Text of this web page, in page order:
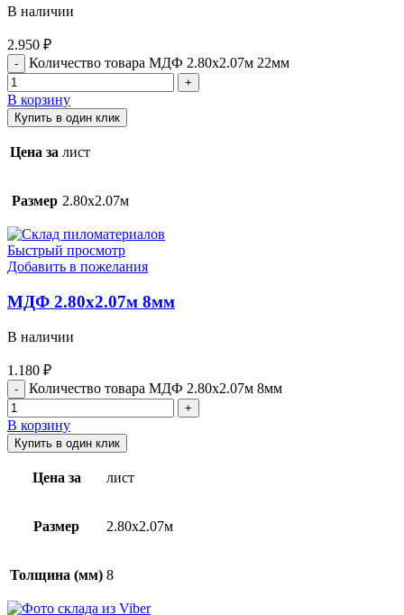
В наличии
2.950 ₽
Количество товара МДФ 2.80х2.07м 22мм
В корзину
Купить в один клик
Цена за лист
Размер 2.80х2.07м
Быстрый просмотр
Добавить в пожелания
МДФ 2.80х2.07м 8мм
В наличии
1.180 ₽
Количество товара МДФ 2.80х2.07м 8мм
В корзину
Купить в один клик
Цена за лист
Размер 2.80х2.07м
Толщина (мм) 8